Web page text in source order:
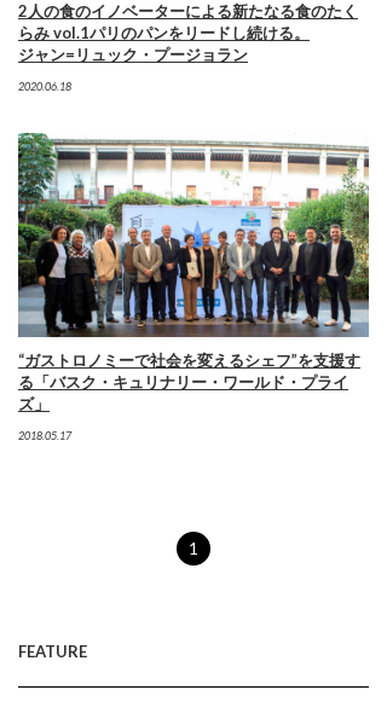
2人の食のイノベーターによる新たなる食のたく
らみ vol.1パリのパンをリードし続ける。
ジャン=リュック・プージョラン
2020.06.18
“ガストロノミーで社会を変えるシェフ”を支援す
る「バスク・キュリナリー・ワールド・プライ
ズ」
2018.05.17
1
FEATURE